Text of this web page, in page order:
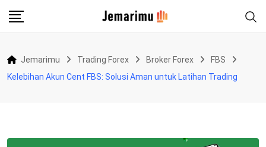
Skip
to
Jemarimu Trading Forex Broker Forex
FBS
Kelebihan Akun Cent FBS: Solusi Aman untuk Latihan Trading